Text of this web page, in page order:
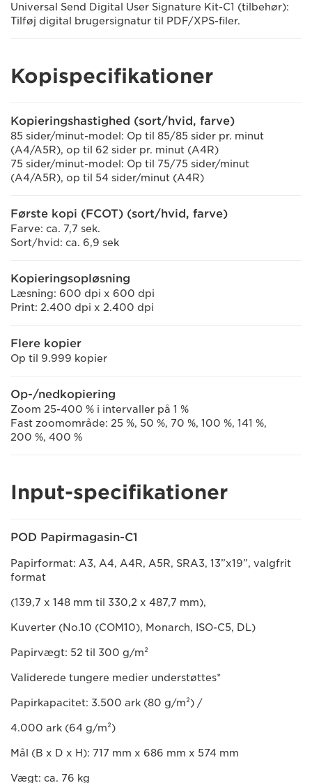
Universal Send Digital User Signature Kit-C1 (tilbehør):
Tilføj digital brugersignatur til PDF/XPS-filer.
Kopispecifikationer
Kopieringshastighed (sort/hvid, farve)
85 sider/minut-model: Op til 85/85 sider pr. minut
(A4/A5R), op til 62 sider pr. minut (A4R)
75 sider/minut-model: Op til 75/75 sider/minut
(A4/A5R), op til 54 sider/minut (A4R)
Første kopi (FCOT) (sort/hvid, farve)
Farve: ca. 7,7 sek.
Sort/hvid: ca. 6,9 sek
Kopieringsopløsning
Læsning: 600 dpi x 600 dpi
Print: 2.400 dpi x 2.400 dpi
Flere kopier
Op til 9.999 kopier
Op-/nedkopiering
Zoom 25-400 % i intervaller på 1 %
Fast zoomområde: 25 %, 50 %, 70 %, 100 %, 141 %,
200 %, 400 %
Input-specifikationer
POD Papirmagasin-C1
Papirformat: A3, A4, A4R, A5R, SRA3, 13”x19”, valgfrit
format
(139,7 x 148 mm til 330,2 x 487,7 mm),
Kuverter (No.10 (COM10), Monarch, ISO-C5, DL)
Papirvægt: 52 til 300 g/m²
Validerede tungere medier understøttes*
Papirkapacitet: 3.500 ark (80 g/m²) /
4.000 ark (64 g/m²)
Mål (B x D x H): 717 mm x 686 mm x 574 mm
Vægt: ca. 76 kg